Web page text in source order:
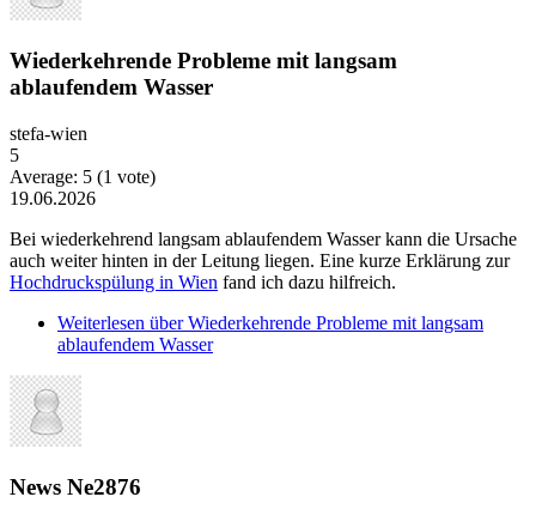
Wiederkehrende Probleme mit langsam
ablaufendem Wasser
stefa-wien
5
Average: 5 (1 vote)
19.06.2026
Bei wiederkehrend langsam ablaufendem Wasser kann die Ursache
auch weiter hinten in der Leitung liegen. Eine kurze Erklärung zur
Hochdruckspülung in Wien fand ich dazu hilfreich.
Weiterlesen über Wiederkehrende Probleme mit langsam
ablaufendem Wasser
News Ne2876